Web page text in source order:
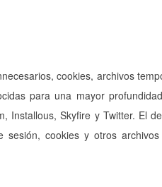
cookies, archivos
para una mayor
Installous, Skyfire y Twitter. El
cookies y otros